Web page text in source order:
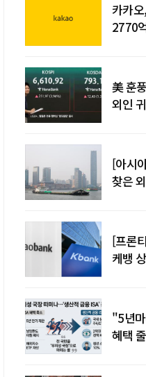
카카
2770
美 훈
외인
[아시
찾은
[프론
케뱅
"5년
혜택